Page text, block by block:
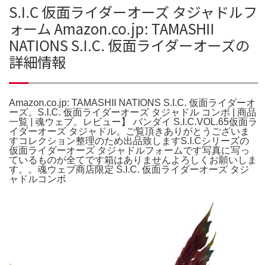
S.I.C 仮面ライダーオーズ タジャドルフ
ォーム Amazon.co.jp: TAMASHII
NATIONS S.I.C. 仮面ライダーオーズの
詳細情報
Amazon.co.jp: TAMASHII NATIONS S.I.C. 仮面ライダーオ
ーズ。S.I.C. 仮面ライダーオーズ タジャドル コンボ | 商品
一覧 | 魂ウェブ。レビュー】 バンダイ S.I.C.VOL.65仮面ラ
イダーオーズ タジャドル。ご覧頂きありがとうございま
すコレクション整理のため出品致しますS.I.Cシリーズの
仮面ライダーオーズ タジャドルフォームです写真に写っ
ているものが全てです箱はありませんよろしくお願いしま
す。。魂ウェブ商店限定 S.I.C. 仮面ライダーオーズ タジ
ャドルコンボ